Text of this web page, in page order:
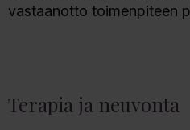
vastaanotto toimenpiteen
Terapia ja neuvonta